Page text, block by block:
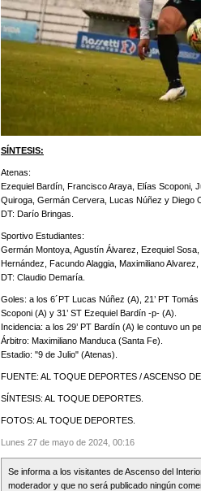
SÍNTESIS:
Atenas:
Ezequiel Bardín, Francisco Araya, Elías Scoponi,
Quiroga, Germán Cervera, Lucas Núñez y Diego
DT: Darío Bringas.
Sportivo Estudiantes:
Germán Montoya, Agustín Álvarez, Ezequiel
Hernández, Facundo Alaggia, Maximiliano
DT: Claudio Demaría.
Goles: a los 6´PT Lucas Núñez (A), 21’ PT
Scoponi (A) y 31’ ST Ezequiel Bardín -p- (A).
Incidencia: a los 29’ PT Bardín (A) le contuvo un
Árbitro: Maximiliano Manduca (Santa Fe).
Estadio: "9 de Julio" (Atenas).
FUENTE: AL TOQUE DEPORTES / ASCENSO
SÍNTESIS: AL TOQUE DEPORTES.
FOTOS: AL TOQUE DEPORTES.
Lunes 27 de mayo de 2024, 00:16
Se informa a los visitantes de Ascenso del
moderador y que no será publicado ningún